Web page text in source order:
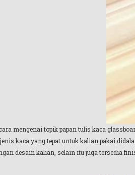
mengenai topik papan tulis kaca
kaca yang tepat untuk kalian pakai
desain kalian, selain itu juga tersedia